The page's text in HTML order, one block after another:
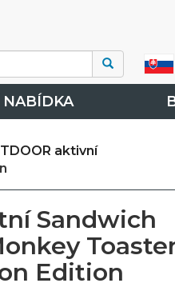
aktivní
Sandwich
Edition